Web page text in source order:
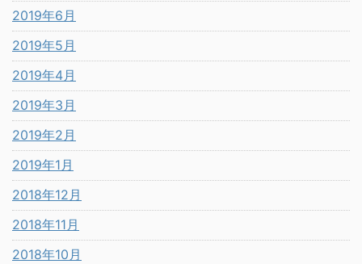
2019年6月
2019年5月
2019年4月
2019年3月
2019年2月
2019年1月
2018年12月
2018年11月
2018年10月